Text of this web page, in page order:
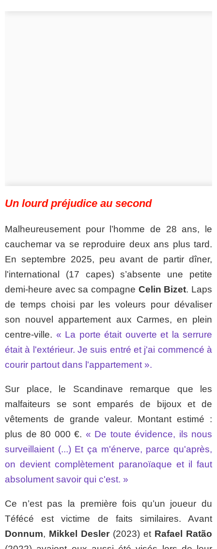
Un lourd préjudice au second
Malheureusement pour l’homme de 28 ans, le
cauchemar va se reproduire deux ans plus tard.
En septembre 2025, peu avant de partir dîner,
l'international (17 capes) s’absente une petite
demi-heure avec sa compagne Celin Bizet. Laps
de temps choisi par les voleurs pour dévaliser
son nouvel appartement aux Carmes, en plein
centre-ville. « La porte était ouverte et la serrure
était à l'extérieur. Je suis entré et j'ai commencé à
courir partout dans l'appartement ».
Sur place, le Scandinave remarque que les
malfaiteurs se sont emparés de bijoux et de
vêtements de grande valeur. Montant estimé :
plus de 80 000 €. « De toute évidence, ils nous
surveillaient (...) Et ça m'énerve, parce qu'après,
on devient complètement paranoïaque et il faut
absolument savoir qui c'est. »
Ce n’est pas la première fois qu’un joueur du
Téfécé est victime de faits similaires. Avant
Donnum, Mikkel Desler (2023) et Rafael Ratão